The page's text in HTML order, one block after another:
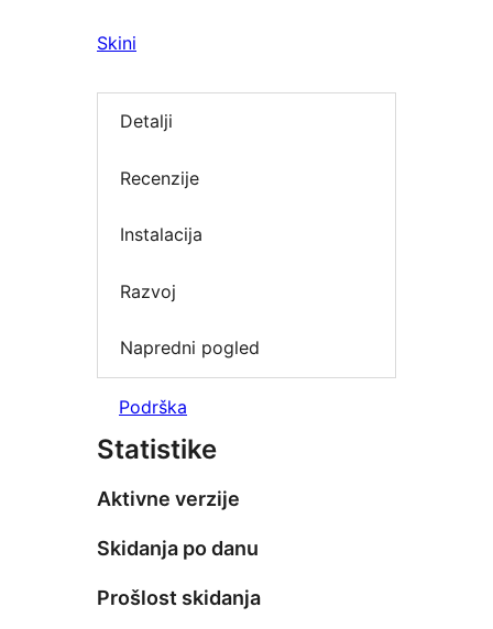
Skini
Detalji
Recenzije
Instalacija
Razvoj
Napredni pogled
Podrška
Statistike
Aktivne verzije
Skidanja po danu
Prošlost skidanja